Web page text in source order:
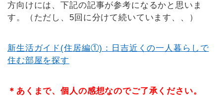
方向けには、下記の記事が参考になるかと思いま
す。（ただし、5回に分けて続いています、、）
新生活ガイド(住居編①)：日吉近くの一人暮らしで
住む部屋を探す
＊あくまで、個人の感想なのでご了承ください。